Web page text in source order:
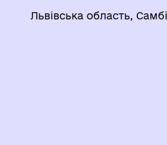
Львівська область,